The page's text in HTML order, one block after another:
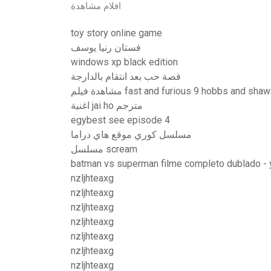
افلام مشاهدة
toy story online game
فستان رنيا يوسف
windows xp black edition
قصة حب بعد انتقام بالدارجة
اغنية jai ho مترجم
egybest see episode 4
مسلسل كوري موقع هاي دراما
مسلسل scream
batman vs superman filme completo dublado -
nzljhteaxg
nzljhteaxg
nzljhteaxg
nzljhteaxg
nzljhteaxg
nzljhteaxg
nzljhteaxg